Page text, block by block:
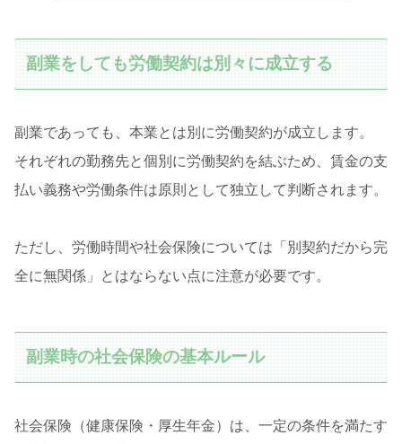
副業をしても労働契約は別々に成立する
副業であっても、本業とは別に労働契約が成立します。
それぞれの勤務先と個別に労働契約を結ぶため、賃金の支
払い義務や労働条件は原則として独立して判断されます。
ただし、労働時間や社会保険については「別契約だから完
全に無関係」とはならない点に注意が必要です。
副業時の社会保険の基本ルール
社会保険（健康保険・厚生年金）は、一定の条件を満たす